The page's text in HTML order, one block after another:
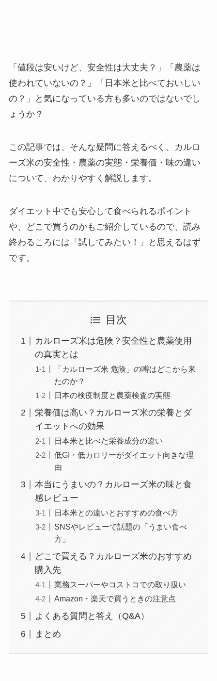
「値段は安いけど、安全性は大丈夫？」「農薬は
使われていないの？」「日本米と比べておいしい
の？」と気になっている方も多いのではないでし
ょうか？
この記事では、そんな疑問に答えるべく、カルロ
ーズ米の安全性・農薬の実態・栄養価・味の違い
について、わかりやすく解説します。
ダイエット中でも安心して食べられるポイント
や、どこで買うのかもご紹介しているので、読み
終わるころには「試してみたい！」と思えるはず
です。
目次
カルローズ米は危険？安全性と農薬使用
の真実とは
「カルローズ米 危険」の噂はどこから来
たのか？
日本の検疫制度と農薬検査の実態
栄養価は高い？カルローズ米の栄養とダ
イエットへの効果
日本米と比べた栄養成分の違い
低GI・低カロリーがダイエット向きな理
由
本当にうまいの？カルローズ米の味と食
感レビュー
日本米との違いとおすすめの食べ方
SNSやレビューで話題の「うまい食べ
方」
どこで買える？カルローズ米のおすすめ
購入先
業務スーパーやコストコでの取り扱い
Amazon・楽天で買うときの注意点
よくある質問と答え（Q&A）
まとめ